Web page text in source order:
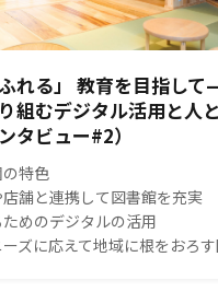
ふれる」 教育を目指し
組むデジタル活用と人
タビュー#2）
特色
舗と連携して図書館を充実
めのデジタルの活用
ズに応えて地域に根をおろ